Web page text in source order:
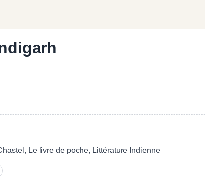
Le livre de poche, Littérature Indienne